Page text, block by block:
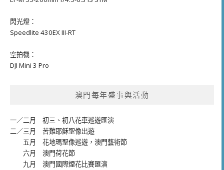
閃光燈：
Speedlite 430EX III-RT
空拍機：
DJI Mini 3 Pro
澳門每年盛事與活動
一／二月 初三、初八花車巡遊匯演
二／三月 苦難耶穌聖像出遊
五月 花地瑪聖像巡遊 ， 澳門藝術節
六月 澳門荷花節
九月 澳門國際煙花比賽匯演